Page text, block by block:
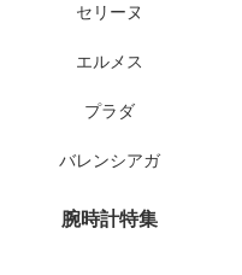
セリーヌ
エルメス
プラダ
バレンシアガ
腕時計特集